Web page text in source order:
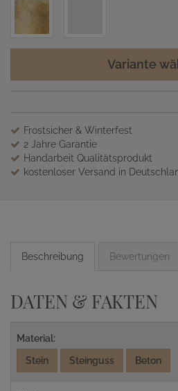
Variante
Frostsicher & Winterfest
2 Jahre Garantie
Handarbeit Qualitätsprodukt
kostenloser Versand in
Beschreibung Bewertungen
DATEN & FAKTEN
Material:
Stein
Steinguss Beton